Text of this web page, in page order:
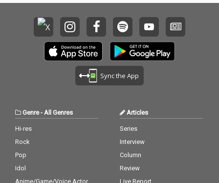
ティストたちによるコ
ラボレーション楽曲を
収録している。 『SES
SIONS COLLECTION VO
L.4』は、単なるコンピ
レーション作品ではな
く、異なるバックグラ
ウンドや感性を持つア
した創作の記録でもあ
る。 「Side-C」では、
これまでのシリーズと
空気感を持つ楽曲群を
ティストたちによるコ
ラボレーション楽曲を
収録している。 『SES
SIONS COLLECTION VO
L.4』は、単なるコンピ
レーション作品ではな
ウンドや感性を持つア
した創作の記録でもあ
る。 「Side-C」では、
これまでのシリーズと
空気感を持つ楽曲群を
収録。それぞれの個性
が交差することで生ま
Sync the App
Genre- All Genres
Hi-res
Rock
Pop
Idol
Anime/Game/Voice Actor
Articles
Series
Interview
Column
Review
Live Report